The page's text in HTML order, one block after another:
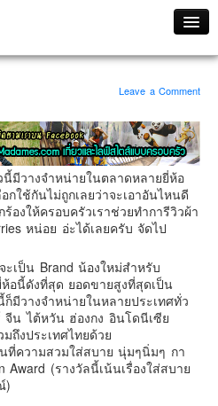
Leave a Comment
มีวางจำหน่ายในตลาดหลายยี่ห้อ
กใช้กันไม่ถูกเลยว่าจะเอาอันไหนดี
องให้ครอบครัวเราช่วยทำการีวิวผ้า
หน่อย อ่ะได้เลยครับ จัดไป
เป็น Brand น้องใหม่สำหรับ
อนี้ดังที่สุด ยอดขายสูงที่สุดเป็น
วางจำหน่ายในหลายประเทศทั่ว
น ไต้หวัน ฮ่องกง อินโดนีเซีย
ถึงประเทศไทยด้วย
ความสวมใส่สบาย นุ่มๆนิ่มๆ กา
(รางวัลนี้เน้นเรื่องใส่สบาย
)